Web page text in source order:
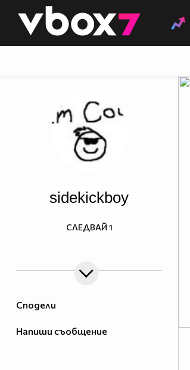
👾
Сподели
Напиши съобщение
sidekickboy
СЛЕДВАЙ 1